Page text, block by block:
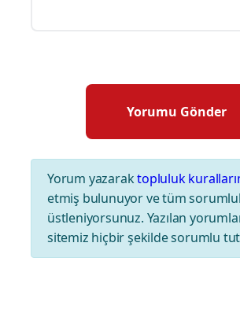
Yorum yazaraktopluluk
etmiş bulunuyor ve tüm
üstleniyorsunuz. Yazılan
sitemiz hiçbir şekilde sorumlu